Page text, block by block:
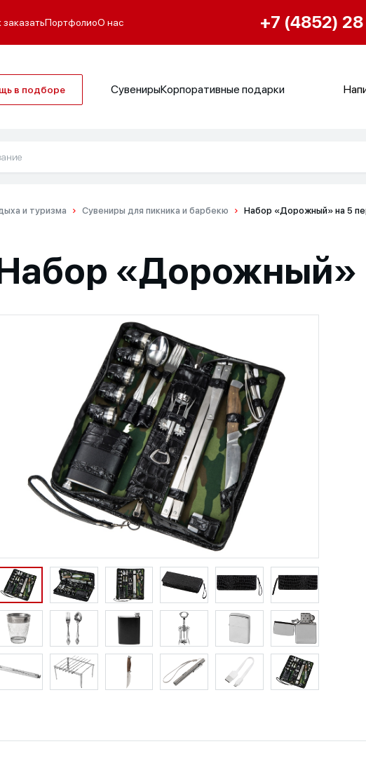
заказатьПортфолиоО нас +7 (4852)
в подборе СувенирыКорпоративные подарки
и туризма Сувениры для пикника и барбекю Набор «Дорожный» на 5
«Дорожный»